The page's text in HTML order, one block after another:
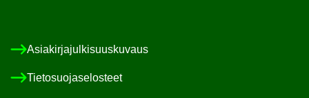
Asia­kir­ja­jul­ki­suus­ku­vaus
Tie­to­suo­ja­se­los­teet